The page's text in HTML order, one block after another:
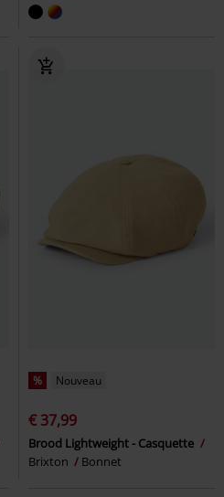
% Nouveau
€ 37,99
Brood Lightweight - Casquette
Brixton
Bonnet